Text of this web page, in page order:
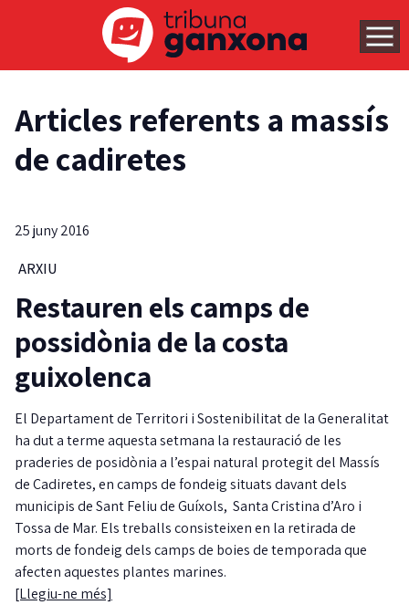
Articles referents a massís
de cadiretes
25 juny 2016
ARXIU
Restauren els camps de
possidònia de la costa
guixolenca
El Departament de Territori i Sostenibilitat de la Generalitat
ha dut a terme aquesta setmana la restauració de les
praderies de posidònia a l’espai natural protegit del Massís
de Cadiretes, en camps de fondeig situats davant dels
municipis de Sant Feliu de Guíxols, Santa Cristina d’Aro i
Tossa de Mar. Els treballs consisteixen en la retirada de
morts de fondeig dels camps de boies de temporada que
afecten aquestes plantes marines.
[Llegiu-ne més]